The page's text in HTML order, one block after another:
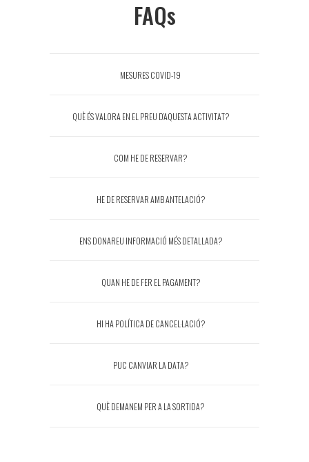
FAQs
MESURES COVID-19
QUÈ ÉS VALORA EN EL PREU D’AQUESTA ACTIVITAT?
COM HE DE RESERVAR?
HE DE RESERVAR AMB ANTELACIÓ?
ENS DONAREU INFORMACIÓ MÉS DETALLADA?
QUAN HE DE FER EL PAGAMENT?
HI HA POLÍTICA DE CANCEL·LACIÓ?
PUC CANVIAR LA DATA?
QUÈ DEMANEM PER A LA SORTIDA?